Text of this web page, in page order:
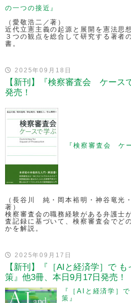
の一つの接近』
（愛敬浩二／著）
近代立憲主義の起源と展開を憲法思
３つの観点を総合して研究する著者
書。
2025年09月18日
【新刊】『検察審査会 ケース
発売！
『検察審査会 ケ
（長谷川 純・岡本裕明・神谷竜光
著）
検察審査会の職務経験がある弁護士
査記録に基づいて、検察審査会でど
かを解説。
2025年09月17日
【新刊】『［AIと経済学］で
策』他3冊、本日9月17日発売！
『［AIと経済学］
策』